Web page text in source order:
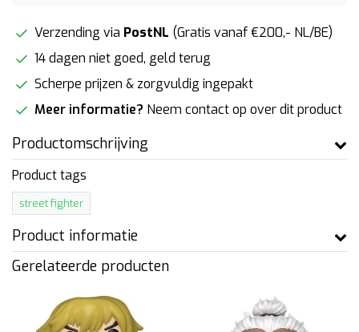
Verzending via PostNL (Gratis vanaf €200,- NL/BE)
14 dagen niet goed, geld terug
Scherpe prijzen & zorgvuldig ingepakt
Meer informatie? Neem contact op over dit product
Productomschrijving
Product tags
street fighter
Product informatie
Gerelateerde producten